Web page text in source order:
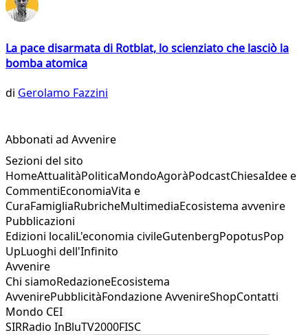
La pace disarmata di Rotblat, lo scienziato che lasciò la
bomba atomica
di Gerolamo Fazzini
Abbonati ad Avvenire
Sezioni del sito
HomeAttualitàPoliticaMondoAgoràPodcastChiesaIdee e
CommentiEconomiaVita e
CuraFamigliaRubricheMultimediaEcosistema avvenire
Pubblicazioni
Edizioni localiL'economia civileGutenbergPopotusPop
UpLuoghi dell'Infinito
Avvenire
Chi siamoRedazioneEcosistema
AvvenirePubblicitàFondazione AvvenireShopContatti
Mondo CEI
SIRRadio InBluTV2000FISC